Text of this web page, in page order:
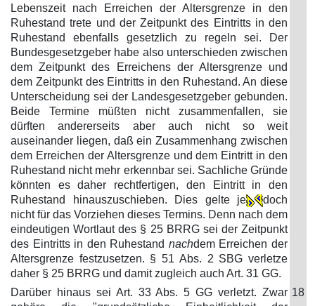
Lebenszeit nach Erreichen der Altersgrenze in den
Ruhestand trete und der Zeitpunkt des Eintritts in den
Ruhestand ebenfalls gesetzlich zu regeln sei. Der
Bundesgesetzgeber habe also unterschieden zwischen
dem Zeitpunkt des Erreichens der Altersgrenze und
dem Zeitpunkt des Eintritts in den Ruhestand. An diese
Unterscheidung sei der Landesgesetzgeber gebunden.
Beide Termine müßten nicht zusammenfallen, sie
dürften andererseits aber auch nicht so weit
auseinander liegen, daß ein Zusammenhang zwischen
dem Erreichen der Altersgrenze und dem Eintritt in den
Ruhestand nicht mehr erkennbar sei. Sachliche Gründe
könnten es daher rechtfertigen, den Eintritt in den
Ruhestand hinauszuschieben. Dies gelte je
doch
nicht für das Vorziehen dieses Termins. Denn nach dem
eindeutigen Wortlaut des § 25 BRRG sei der Zeitpunkt
des Eintritts in den Ruhestand nachdem Erreichen der
Altersgrenze festzusetzen. § 51 Abs. 2 SBG verletze
daher § 25 BRRG und damit zugleich auch Art. 31 GG.
Darüber hinaus sei Art. 33 Abs. 5 GG verletzt. Zwar 18